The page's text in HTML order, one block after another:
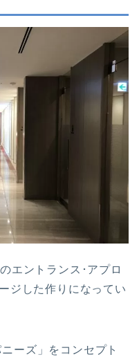
エントランス･アプロ
ジした作りになってい
ーズ」をコンセプト